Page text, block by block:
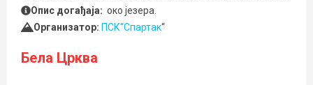
Опис догађаја: око језера.
Организатор: ПСК“Спартак“
Бела Црква